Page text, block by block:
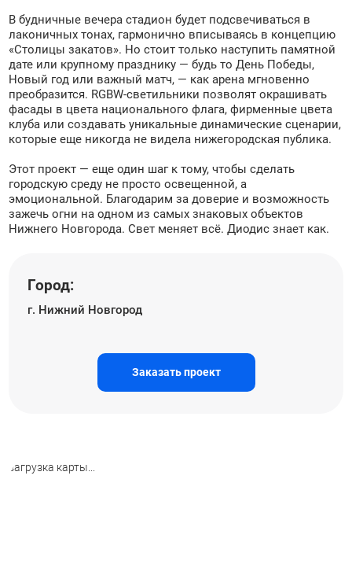
В будничные вечера стадион будет подсвечиваться в
лаконичных тонах, гармонично вписываясь в концепцию
«Столицы закатов». Но стоит только наступить памятной
дате или крупному празднику — будь то День Победы,
Новый год или важный матч, — как арена мгновенно
преобразится. RGBW-светильники позволят окрашивать
фасады в цвета национального флага, фирменные цвета
клуба или создавать уникальные динамические сценарии,
которые еще никогда не видела нижегородская публика.
Этот проект — еще один шаг к тому, чтобы сделать
городскую среду не просто освещенной, а
эмоциональной. Благодарим за доверие и возможность
зажечь огни на одном из самых знаковых объектов
Нижнего Новгорода. Свет меняет всё. Диодис знает как.
Город:
г. Нижний Новгород
Заказать проект
загрузка карты...